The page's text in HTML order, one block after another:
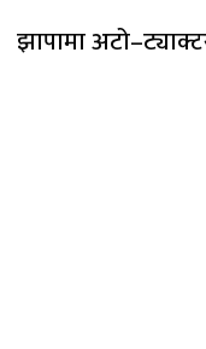
झापामा